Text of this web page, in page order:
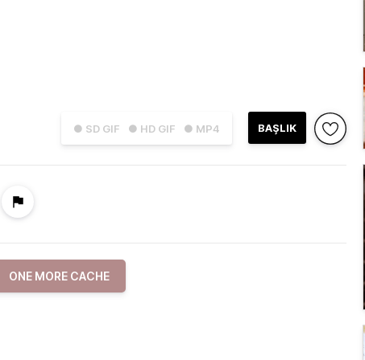
● SD GIF ● HD GIF ● MP4 BAŞLIK
ONE MORE CACHE